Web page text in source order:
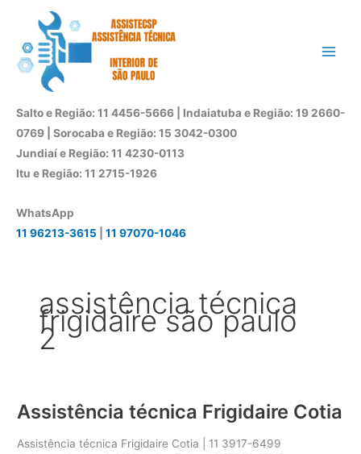
conteúdo
Salto e Região: 11 4456-5666 | Indaiatuba e Região: 19 2660-
0769 | Sorocaba e Região: 15 3042-0300
Jundiaí e Região: 11 4230-0113
Itu e Região: 11 2715-1926
WhatsApp
11 96213-3615
11 97070-1046
assistência técnica
frigidaire são paulo
2
Assistência técnica Frigidaire Cotia
Assistência técnica Frigidaire Cotia | 11 3917-6499